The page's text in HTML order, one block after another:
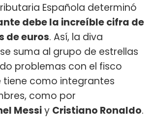
Española determinó
debe la increíble cifra de
de euros. Así, la diva
suma al grupo de estrellas
problemas con el fisco
tiene como integrantes
como por
Messiy Cristiano Ronaldo.